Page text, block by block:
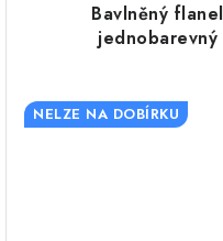
Bavlněný flanel
jednobarevný
NELZE NA DOBÍRKU